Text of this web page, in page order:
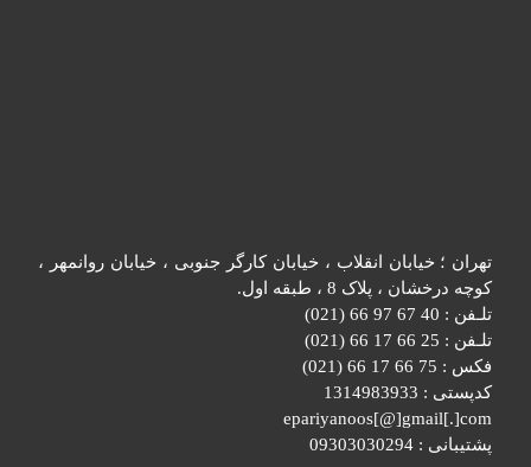
تهران ؛ خیابان انقلاب ، خیابان کارگر جنوبی ، خیابان روانمهر ،
کوچه درخشان ، پلاک 8 ، طبقه اول.
تلـفن : 40 67 97 66 (021)
تلـفن : 25 66 17 66 (021)
فکس : 75 66 17 66 (021)
کدپستی : 1314983933
epariyanoos[@]gmail[.]com
پشتیبانی : 09303030294